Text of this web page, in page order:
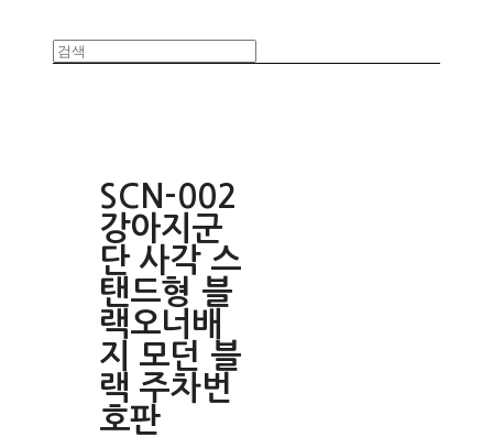
SCN-002
강아지군
단 사각 스
탠드형 블
랙오너배
지 모던 블
랙 주차번
호판